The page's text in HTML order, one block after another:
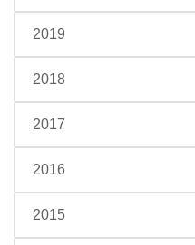
2019
2018
2017
2016
2015